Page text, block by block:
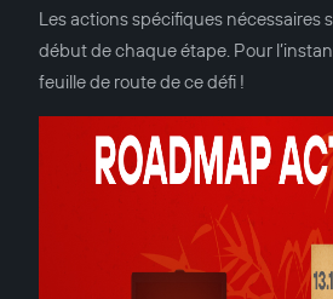
Les actions spécifiques nécessaires
début de chaque étape. Pour
feuille de route de ce défi !